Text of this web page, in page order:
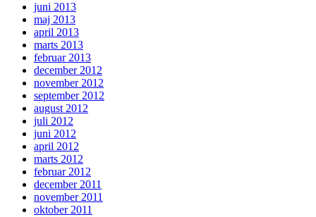
juni 2013
maj 2013
april 2013
marts 2013
februar 2013
december 2012
november 2012
september 2012
august 2012
juli 2012
juni 2012
april 2012
marts 2012
februar 2012
december 2011
november 2011
oktober 2011